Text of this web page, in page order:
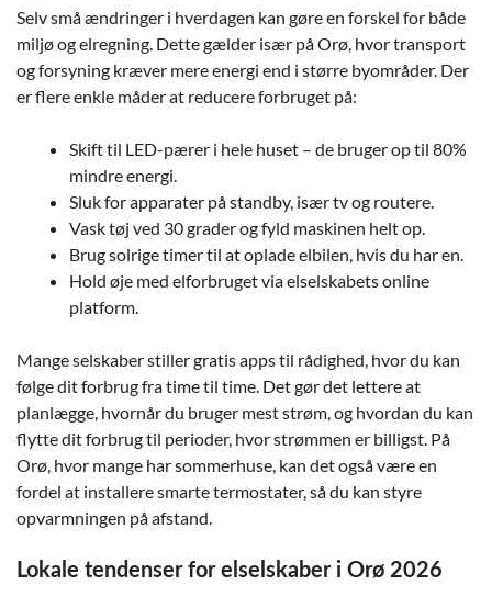
Selv små ændringer i hverdagen kan gøre en forskel for både
miljø og elregning. Dette gælder især på Orø, hvor transport
og forsyning kræver mere energi end i større byområder. Der
er flere enkle måder at reducere forbruget på:
Skift til LED-pærer i hele huset – de bruger op til 80%
mindre energi.
Sluk for apparater på standby, især tv og routere.
Vask tøj ved 30 grader og fyld maskinen helt op.
Brug solrige timer til at oplade elbilen, hvis du har en.
Hold øje med elforbruget via elselskabets online
platform.
Mange selskaber stiller gratis apps til rådighed, hvor du kan
følge dit forbrug fra time til time. Det gør det lettere at
planlægge, hvornår du bruger mest strøm, og hvordan du kan
flytte dit forbrug til perioder, hvor strømmen er billigst. På
Orø, hvor mange har sommerhuse, kan det også være en
fordel at installere smarte termostater, så du kan styre
opvarmningen på afstand.
Lokale tendenser for elselskaber i Orø 2026